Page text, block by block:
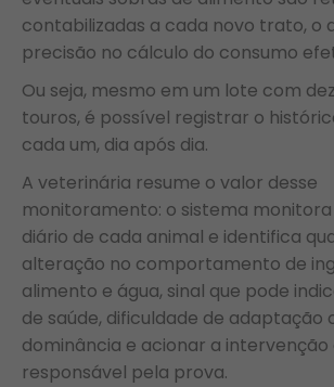
contabilizadas a cada novo trato, o
precisão no cálculo do consumo
Ou seja, mesmo em um lote com
touros, é possível registrar o
cada um, dia após dia.
A veterinária resume o valor desse
monitoramento: o sistema
diário de cada animal e identifica
alteração no comportamento de
alimento e água, sinal que pode
de saúde, dificuldade de adaptação
dominância e acionar a intervenção
responsável pela prova.